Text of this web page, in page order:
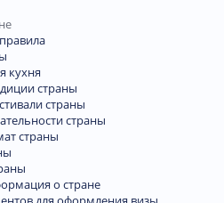
кухня
страны
страны
страны
страны
о стране